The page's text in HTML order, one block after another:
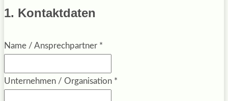
1. Kontaktdaten
Name / Ansprechpartner *
Unternehmen / Organisation *